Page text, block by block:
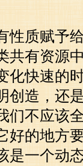
性质赋予
共有资源
化快速的
创造，还
们不应该
好的地方
是一个动